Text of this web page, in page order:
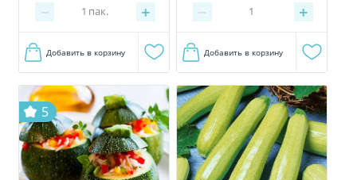
− +
1 пак.
Добавить в корзину
− +
1
Добавить в корзину
5